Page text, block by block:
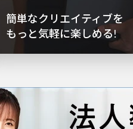
簡単なクリエイティブを
もっと気軽に楽しめる!